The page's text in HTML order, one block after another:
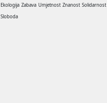
Ekologija Zabava Umjetnost Znanost Solidarnost
Sloboda